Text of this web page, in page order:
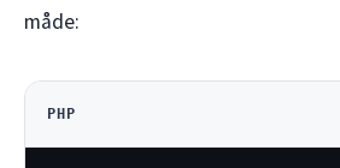
måde:
PHP